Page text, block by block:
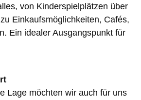
von Kinderspielplätzen über
Einkaufsmöglichkeiten, Cafés,
Ein idealer Ausgangspunkt für
Lage möchten wir auch für uns